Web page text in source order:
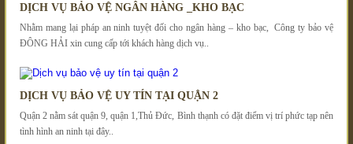
DỊCH VỤ BẢO VỆ NGÂN HÀNG _KHO BẠC
Nhằm mang lại pháp an ninh tuyệt đối cho ngân hàng – kho bạc, Công ty bảo vệ
ĐÔNG HẢI xin cung cấp tới khách hàng dịch vụ..
DỊCH VỤ BẢO VỆ UY TÍN TẠI QUẬN 2
Quận 2 nằm sát quận 9, quận 1,Thủ Đức, Bình thạnh có đặt điểm vị trí phức tạp nên
tình hình an ninh tại đây..